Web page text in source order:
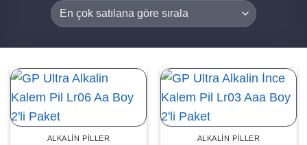
ALKALIN PILLER ALKALIN PILLER